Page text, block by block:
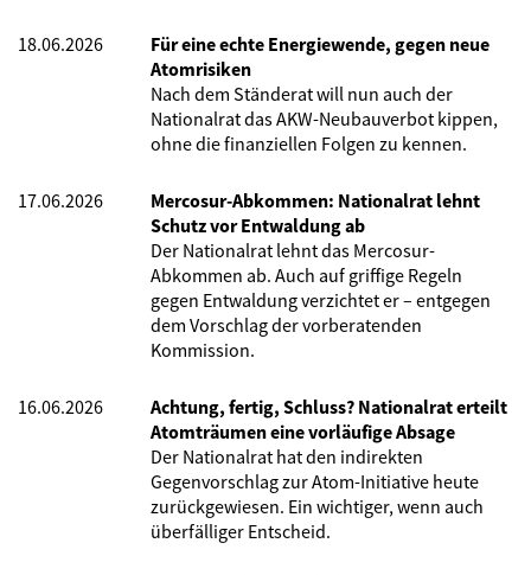
18.06.2026
Für eine echte Energiewende, gegen neue
Atomrisiken
Nach dem Ständerat will nun auch der
Nationalrat das AKW-Neubauverbot kippen,
ohne die finanziellen Folgen zu kennen.
17.06.2026
Mercosur-Abkommen: Nationalrat lehnt
Schutz vor Entwaldung ab
Der Nationalrat lehnt das Mercosur-
Abkommen ab. Auch auf griffige Regeln
gegen Entwaldung verzichtet er – entgegen
dem Vorschlag der vorberatenden
Kommission.
16.06.2026
Achtung, fertig, Schluss? Nationalrat erteilt
Atomträumen eine vorläufige Absage
Der Nationalrat hat den indirekten
Gegenvorschlag zur Atom-Initiative heute
zurückgewiesen. Ein wichtiger, wenn auch
überfälliger Entscheid.